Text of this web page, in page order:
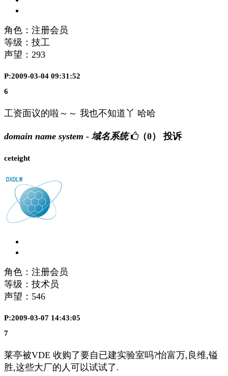
角色：注册会员
等级：技工
声望： 293
P:2009-03-04 09:31:52
6
工资面议的啦～～ 我也不知道丫 哈哈
domain name system - 域名系统 （0） 投诉
ceteight
角色：注册会员
等级：技术员
声望： 546
P:2009-03-07 14:43:05
7
莱亭被VDE 收购了要自已建实验室吗?怡富万,良维,镒
胜,这些大厂的人可以试试了.